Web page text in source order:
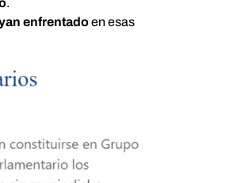
enfrentadoen esas